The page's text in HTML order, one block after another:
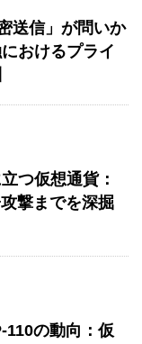
送信」が問いか
おけるプライ
つ仮想通貨：
撃までを深掘
110の動向：仮